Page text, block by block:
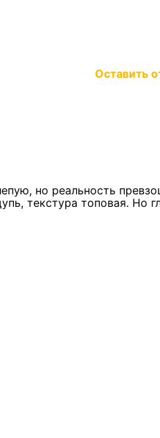
Оставить
но реальность
текстура топовая. Но